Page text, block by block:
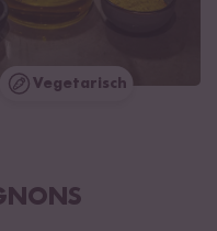
Vegetarisch